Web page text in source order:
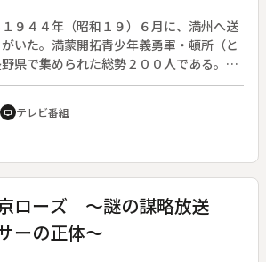
９４４年（昭和１９）６月に、満州へ送
いた。満蒙開拓青少年義勇軍・頓所（と
県で集められた総勢２００人である。そ
歳だった。「満州に行けば地主になれ
きる手立てのない子どもたちは希望に燃
、待っていたのは余りにも酷い運命だっ
当時を生き抜いた人々が、中国へ最後の
して消息のわかっていない中隊長の足跡
さらに現地の中国人の証言や当時の資料
戦争の事実が明らかになっていく。番組
進むなか、記録し語り継がなければなら
tv テレビ番組
ローズ ～謎の謀略放送
ーの正体～